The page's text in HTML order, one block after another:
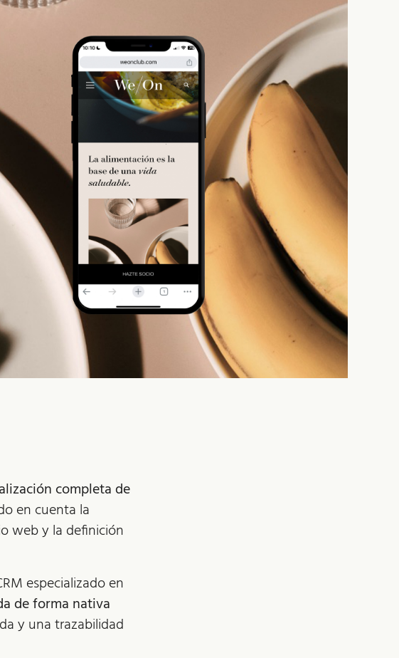
completa de
en cuenta la
web y la definición
especializado en
de forma nativa
y una trazabilidad